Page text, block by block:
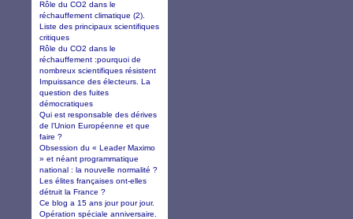
Rôle du CO2 dans le
réchauffement climatique (2).
Liste des principaux scientifiques
critiques
Rôle du CO2 dans le
réchauffement :pourquoi de
nombreux scientifiques résistent
Impuissance des électeurs. La
question des fuites
démocratiques
Qui est responsable des dérives
de l’Union Européenne et que
faire ?
Obsession du « Leader Maximo
» et néant programmatique
national : la nouvelle normalité ?
Les élites françaises ont-elles
détruit la France ?
Ce blog a 15 ans jour pour jour.
Opération spéciale anniversaire.